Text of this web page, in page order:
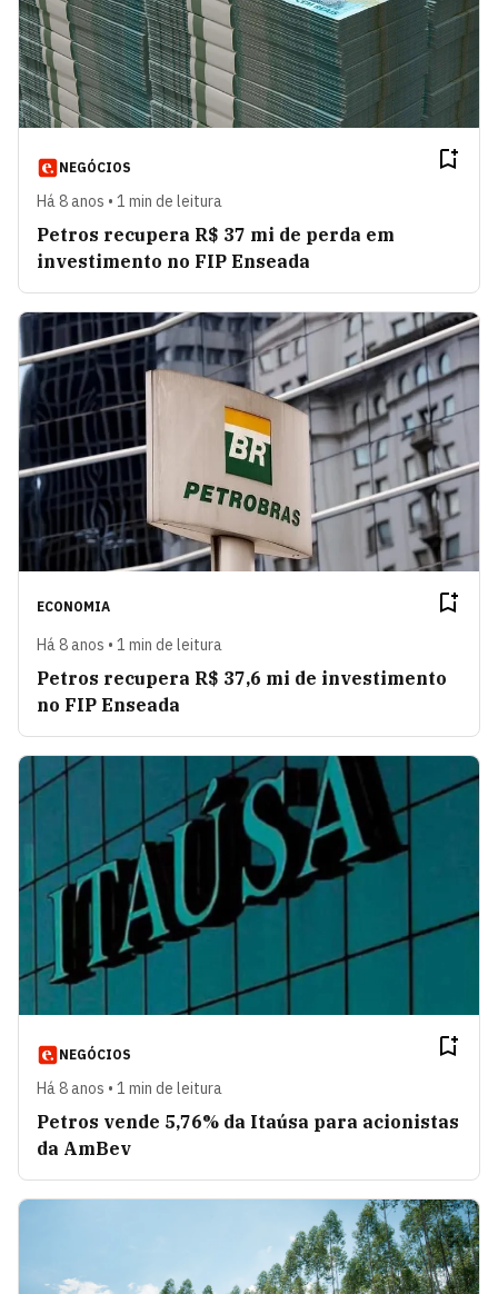
NEGÓCIOS
Há 8 anos • 1 min de leitura
Petros recupera R$ 37 mi de perda em
investimento no FIP Enseada
ECONOMIA
Há 8 anos • 1 min de leitura
Petros recupera R$ 37,6 mi de investimento
no FIP Enseada
NEGÓCIOS
Há 8 anos • 1 min de leitura
Petros vende 5,76% da Itaúsa para acionistas
da AmBev